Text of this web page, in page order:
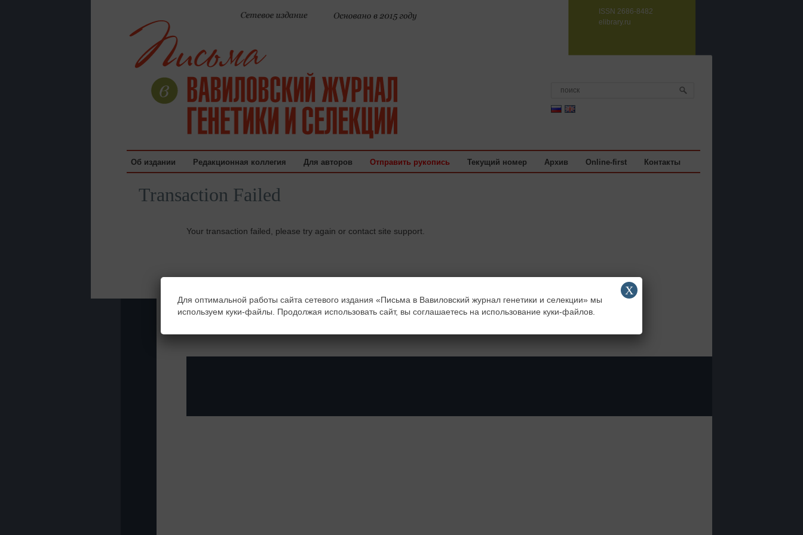
ISSN 2686-8482
elibrary.ru
Об издании Редакционная коллегия Для авторов Отправить рукопись Текущий номер Архив Online-first Контакты
Transaction Failed
Your transaction failed, please try again or contact site support.
Для оптимальной работы сайта сетевого издания «Письма в Вавиловский журнал генетики и селекции» мы
используем куки-файлы. Продолжая использовать сайт, вы соглашаетесь на использование куки-файлов.
Х